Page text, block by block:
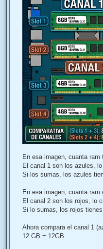
En esa imagen, cuanta
El canal 1 son los azules,
Si los sumas, los azules
En esa imagen, cuanta
El canal 2 son los rojos, lo
Si lo sumas, los rojos
Ahora compara el canal 1
12 GB = 12GB